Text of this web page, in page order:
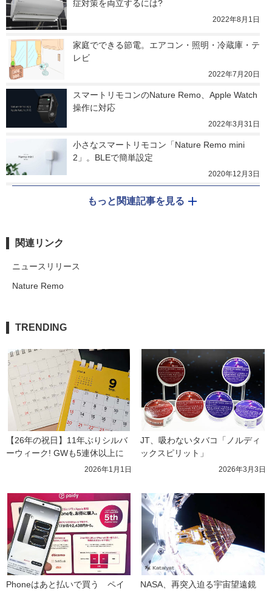
症対策を両立するには?
2022年8月1日
家庭でできる節電。エアコン・照明・冷蔵庫・テ
レビ
2022年7月20日
スマートリモコンのNature Remo、Apple Watch
操作に対応
2022年3月31日
小さなスマートリモコン「Nature Remo mini
2」。BLEで簡単設定
2020年12月3日
もっと関連記事を見る
関連リンク
ニュースリリース
Nature Remo
TRENDING
【26年の祝日】11年ぶりシルバ
ーウィーク! GWも5連休以上に
2026年1月1日
JT、吸わないタバコ「ノルディ
ックスピリット」
2026年3月3日
Phoneはあと払いで買う　ペイ
NASA、再突入迫る宇宙望遠鏡